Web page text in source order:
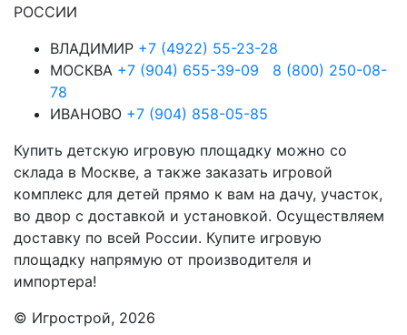
РОССИИ
ВЛАДИМИР +7 (4922) 55-23-28
МОСКВА +7 (904) 655-39-09
8 (800) 250-08-
78
ИВАНОВО +7 (904) 858-05-85
Купить детскую игровую площадку можно со
склада в Москве, а также заказать игровой
комплекс для детей прямо к вам на дачу, участок,
во двор с доставкой и установкой. Осуществляем
доставку по всей России. Купите игровую
площадку напрямую от производителя и
импортера!
© Игрострой, 2026